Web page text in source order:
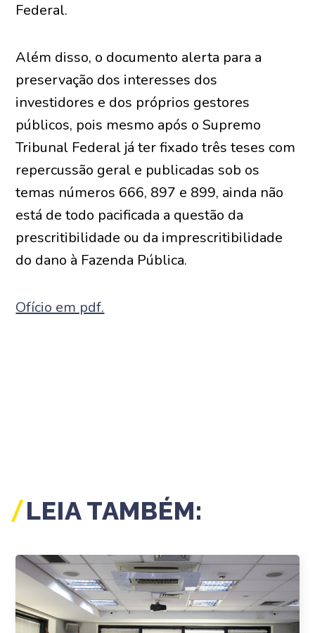
Federal.
Além disso, o documento alerta para a
preservação dos interesses dos
investidores e dos próprios gestores
públicos, pois mesmo após o Supremo
Tribunal Federal já ter fixado três teses com
repercussão geral e publicadas sob os
temas números 666, 897 e 899, ainda não
está de todo pacificada a questão da
prescritibilidade ou da imprescritibilidade
do dano à Fazenda Pública.
Ofício em pdf.
LEIA TAMBÉM: